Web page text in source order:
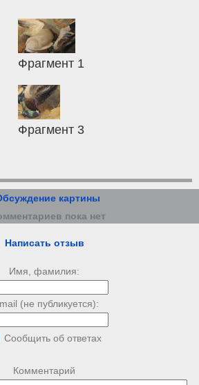
Фрагмент 1
Фрагмент 3
картины
пока нет
Написать отзыв
Имя, фамилия:
(не публикуется):
Сообщить об ответах
Комментарий